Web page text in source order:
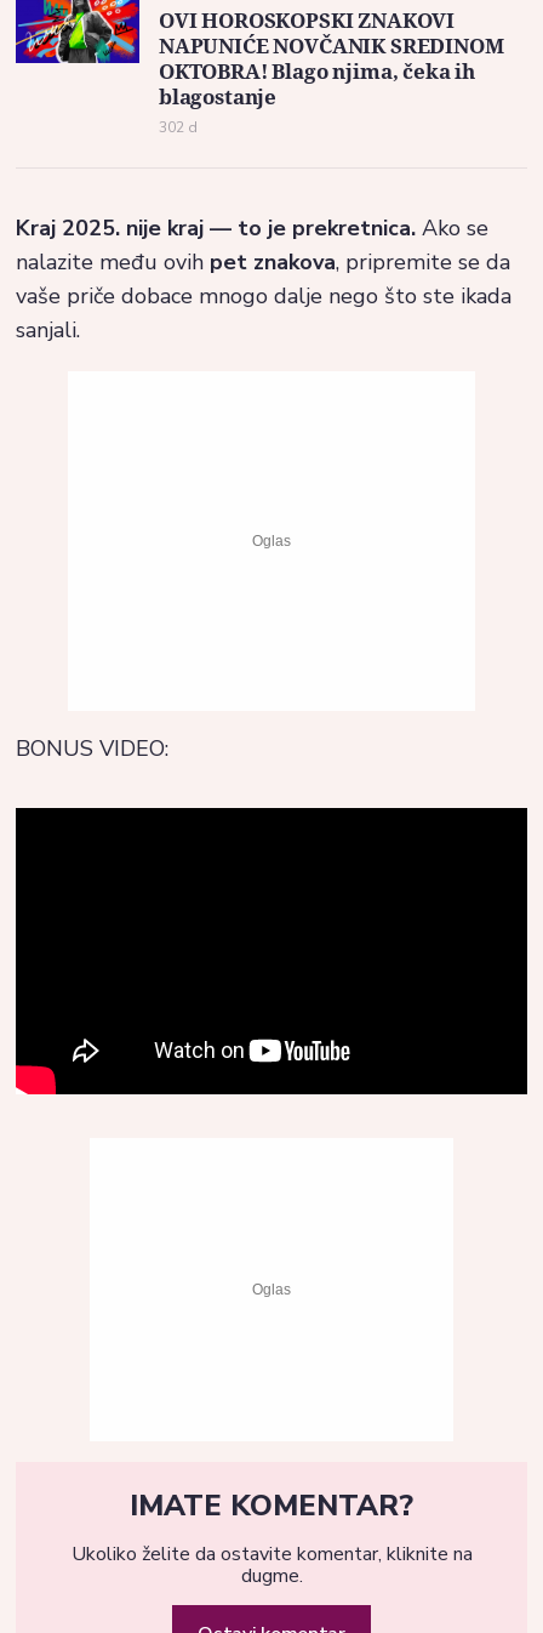
OVI HOROSKOPSKI ZNAKOVI
NAPUNIĆE NOVČANIK SREDINOM
OKTOBRA! Blago njima, čeka ih
blagostanje
302 d
Kraj 2025. nije kraj — to je prekretnica. Ako se
nalazite među ovih pet znakova, pripremite se da
vaše priče dobace mnogo dalje nego što ste ikada
sanjali.
BONUS VIDEO:
IMATE KOMENTAR?
Ukoliko želite da ostavite komentar, kliknite na
dugme.